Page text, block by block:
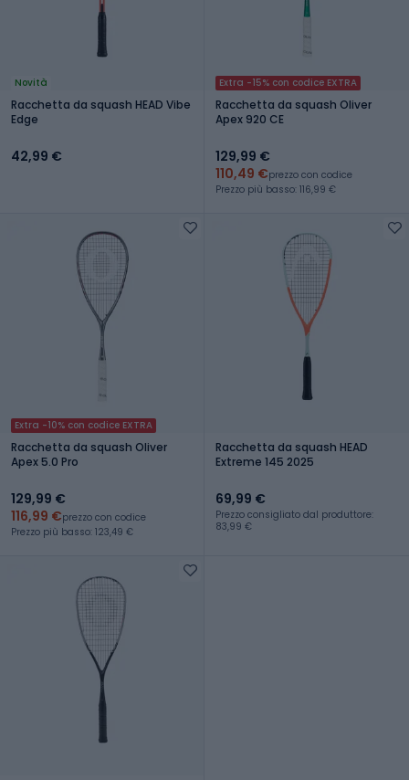
Novità
Racchetta da squash HEAD Vibe
Edge
42,99 €
Extra -15% con codice EXTRA
Racchetta da squash Oliver
Apex 920 CE
129,99 €
110,49 €prezzo con codice
Prezzo più basso: 116,99 €
Extra -10% con codice EXTRA
Racchetta da squash Oliver
Apex 5.0 Pro
129,99 €
116,99 €prezzo con codice
Prezzo più basso: 123,49 €
Racchetta da squash HEAD
Extreme 145 2025
69,99 €
Prezzo consigliato dal produttore:
83,99 €